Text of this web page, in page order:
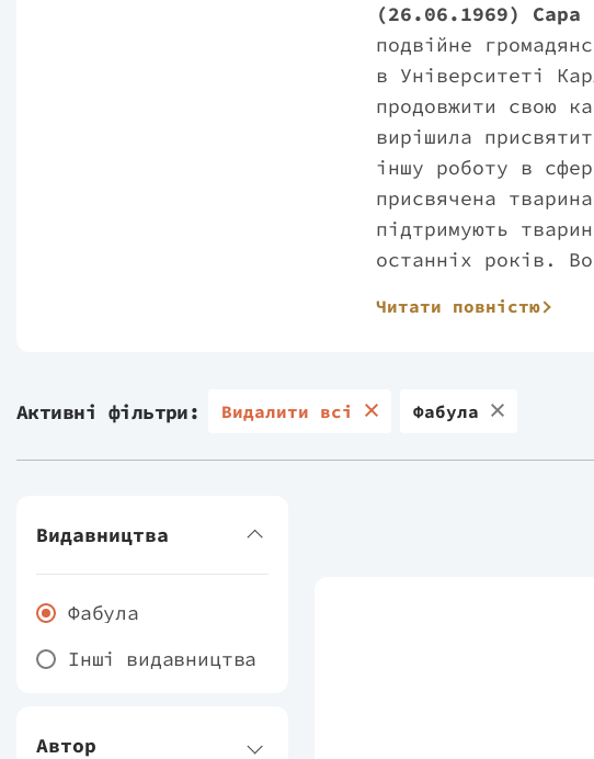
(26.06.1969) Сара
подвійне
в Університеті
продовжити свою
вирішила
іншу роботу в
присвячена
підтримують
останніх років.
і західно-
Читати повністю
Активні фільтри: Видалити всі Фабула
Видавництва
Фабула
Інші видавництва
Автор